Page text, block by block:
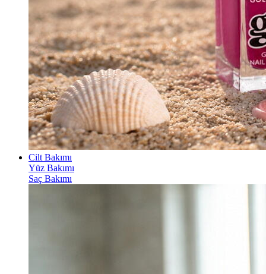
Cilt Bakımı
Yüz Bakımı
Saç Bakımı